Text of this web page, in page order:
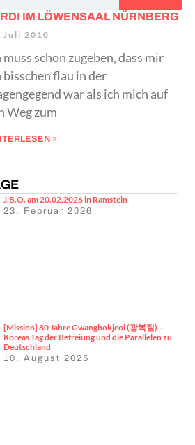
IM LÖWENSAAL NÜRNBERG
Juli 2010
muss schon zugeben, dass mir
bisschen flau in der
war als ich mich auf
Weg zum
»
J.B.O. am 20.02.2026 in Ramstein
23. Februar 2026
[Mission] 80 Jahre Gwangbokjeol (광복절) –
Koreas Tag der Befreiung und die Parallelen zu
Deutschland
10. August 2025